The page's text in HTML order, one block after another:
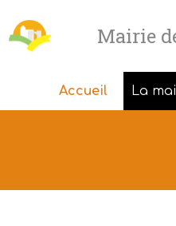
Mairie
Accueil La